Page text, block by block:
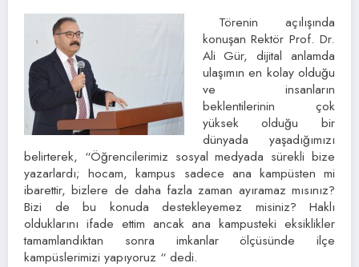
Törenin açılışında
konuşan Rektör Prof. Dr.
Ali Gür, dijital anlamda
ulaşımın en kolay olduğu
ve insanların
beklentilerinin çok
yüksek olduğu bir
dünyada yaşadığımızı
belirterek, “Öğrencilerimiz sosyal medyada sürekli bize
yazarlardı; hocam, kampus sadece ana kampüsten mi
ibarettir, bizlere de daha fazla zaman ayıramaz mısınız?
Bizi de bu konuda destekleyemez misiniz? Haklı
olduklarını ifade ettim ancak ana kampusteki eksiklikler
tamamlandıktan sonra imkanlar ölçüsünde ilçe
kampüslerimizi yapıyoruz “ dedi.